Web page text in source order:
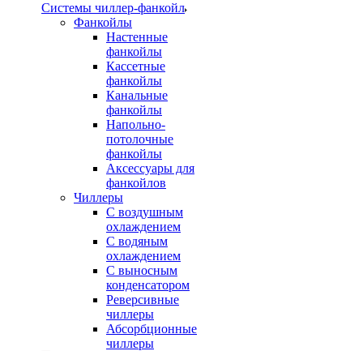
Системы чиллер-фанкойл
Фанкойлы
Настенные
фанкойлы
Кассетные
фанкойлы
Канальные
фанкойлы
Напольно-
потолочные
фанкойлы
Аксессуары для
фанкойлов
Чиллеры
С воздушным
охлаждением
С водяным
охлаждением
С выносным
конденсатором
Реверсивные
чиллеры
Абсорбционные
чиллеры